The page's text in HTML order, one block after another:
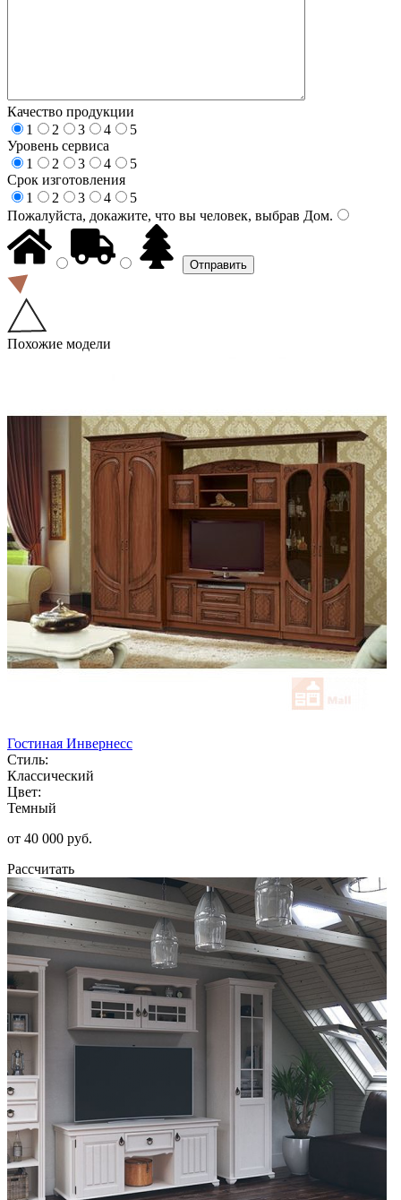
Качество продукции
1
2 3 4
5
Уровень сервиса
1
2 3 4
5
Срок изготовления
1
2 3 4
5
Пожалуйста, докажите, что вы человек, выбрав Дом.
Похожие модели
Гостиная Инвернесс
Стиль:
Классический
Цвет:
Темный
от 40 000 руб.
Рассчитать